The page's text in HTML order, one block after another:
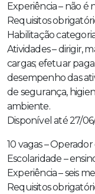
Experiência – não é
Requisitos
Habilitação
Atividades – dirigir,
cargas; efetuar
desempenho das
de segurança,
ambiente.
Disponível até 27/
10 vagas –
Escolaridade –
Experiência – seis
Requisitos